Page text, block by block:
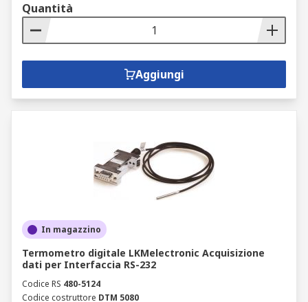
Quantità
Aggiungi
In magazzino
Termometro digitale LKMelectronic Acquisizione
dati per Interfaccia RS-232
Codice RS 480-5124
Codice costruttore DTM 5080